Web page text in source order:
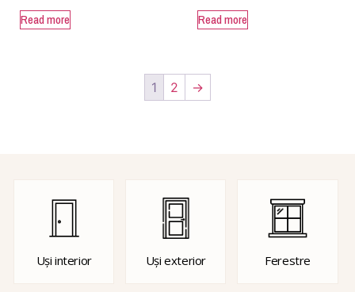
Read more Read more
1 2 →
Uși interior Uși exterior Ferestre